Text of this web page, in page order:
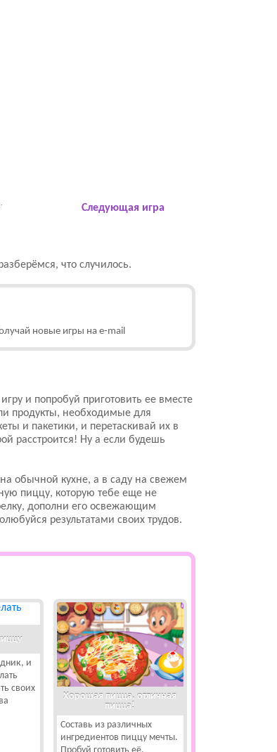
Следующая игра
что случилось.
новые игры на e-mail
и попробуй приготовить ее вместе
продукты, необходимые для
и пакетики, и перетаскивай их в
расстроится! Ну а если будешь
обычной кухне, а в саду на свежем
пиццу, которую тебе еще не
дополни его освежающим
результатами своих трудов.
и
своих
Хорошая пицца, отличная
пицца!
Составь из различных
ингредиентов пиццу мечты.